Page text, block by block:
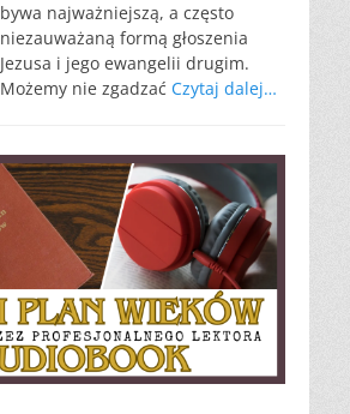
bywa najważniejszą, a często
niezauważaną formą głoszenia
Jezusa i jego ewangelii drugim.
Możemy nie zgadzać Czytaj dalej…